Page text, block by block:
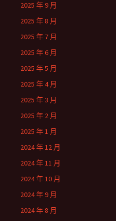
2025 年 9 月
2025 年 8 月
2025 年 7 月
2025 年 6 月
2025 年 5 月
2025 年 4 月
2025 年 3 月
2025 年 2 月
2025 年 1 月
2024 年 12 月
2024 年 11 月
2024 年 10 月
2024 年 9 月
2024 年 8 月